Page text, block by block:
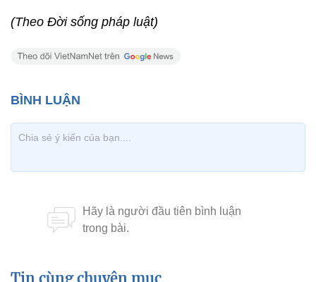
(Theo Đời sống pháp luật)
Tin cùng chuyên mục